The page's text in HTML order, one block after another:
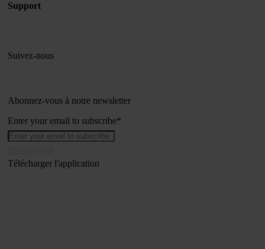
Support
Suivez-nous
Abonnez-vous à notre newsletter
Enter your email to subscribe*
Télécharger l'application